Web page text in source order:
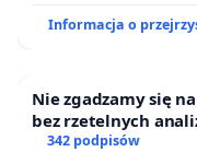
Informacja o
Nie zgadzamy się
bez rzetelnych
342 podpisów